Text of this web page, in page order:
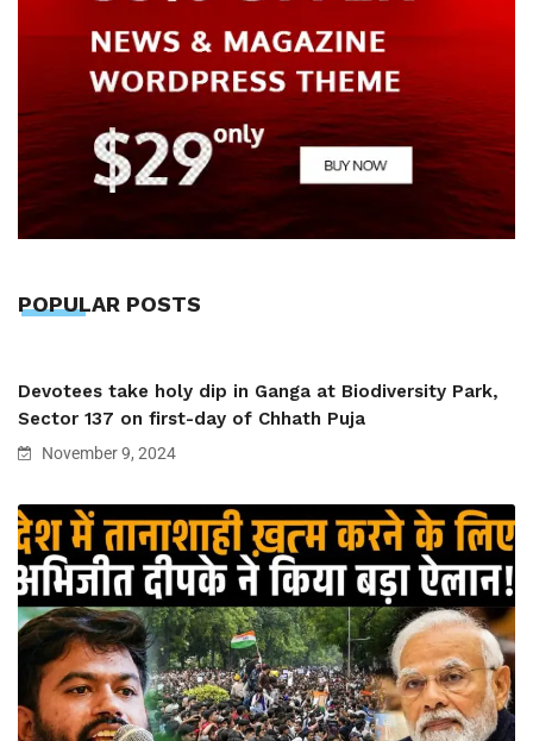
POPULAR POSTS
Devotees take holy dip in Ganga at Biodiversity Park,
Sector 137 on first-day of Chhath Puja
November 9, 2024